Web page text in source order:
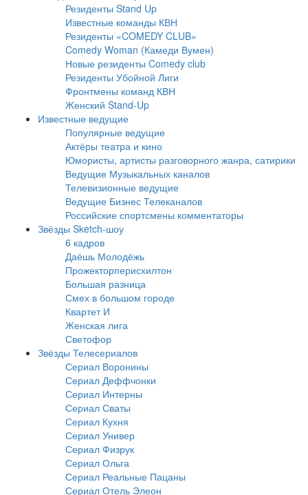
Резиденты Stand Up
Известные команды КВН
Резиденты «COMEDY CLUB»
Comedy Woman (Камеди Вумен)
Новые резиденты Comedy club
Резиденты Убойной Лиги
Фронтмены команд КВН
Женский Stand-Up
Известные ведущие
Популярные ведущие
Актёры театра и кино
Юмористы, артисты разговорного жанра, сатирики
Ведущие Музыкальных каналов
Телевизионные ведущие
Ведущие Бизнес Телеканалов
Российские спортсмены комментаторы
Звёзды Sketch-шоу
6 кадров
Даёшь Молодёжь
Прожекторперисхилтон
Большая разница
Смех в большом городе
Квартет И
Женская лига
Светофор
Звёзды Телесериалов
Сериал Воронины
Сериал Деффчонки
Сериал Интерны
Сериал Сваты
Сериал Кухня
Сериал Универ
Сериал Физрук
Сериал Ольга
Сериал Реальные Пацаны
Сериал Отель Элеон